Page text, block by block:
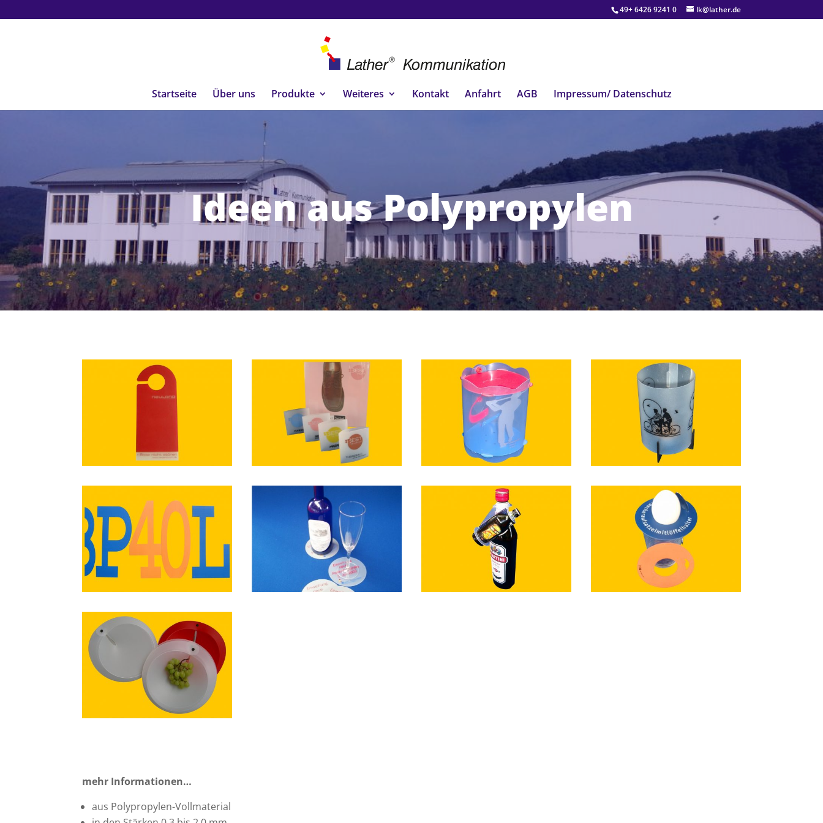
49+ 6426 9241 0 lk@lather.de
Startseite Über uns Produkte Weiteres Kontakt Anfahrt AGB Impressum/ Datenschutz
Ideen aus Polypropylen
mehr Informationen…
aus Polypropylen-Vollmaterial